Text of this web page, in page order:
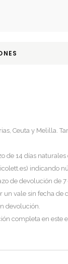
Ceuta y Melilla.
de 14 días
) indicando
de devolución de 7
un vale sin fecha de
devolución.
completa en este